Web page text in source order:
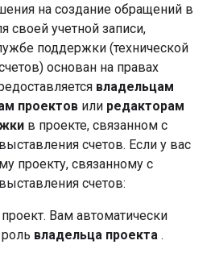
на создание обращений в
своей учетной записи,
поддержки (технической
основан на правах
владельцам
проектов или редакторам
в проекте, связанном с
счетов. Если у вас
проекту, связанному с
счетов:
Вам автоматически
владельца проекта .